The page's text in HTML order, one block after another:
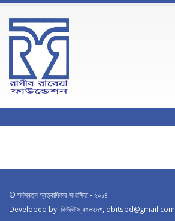
© সর্বস্বত্ব স্বত্বাধিকার সংরক্ষিত - ২০১৪
Developed by: কিউবিটস্ বাংলাদেশ, qbitsbd@gmail.com